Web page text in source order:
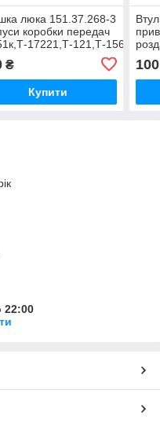
156
люка 151.37.268-3
коробки передач
17221,Т-121,Т-156,Т-
₴
Купити
100
22:00